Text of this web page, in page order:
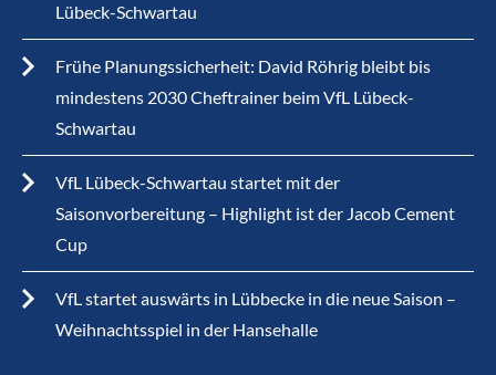
Lübeck-Schwartau
Frühe Planungssicherheit: David Röhrig bleibt bis
mindestens 2030 Cheftrainer beim VfL Lübeck-
Schwartau
VfL Lübeck-Schwartau startet mit der
Saisonvorbereitung – Highlight ist der Jacob Cement
Cup
VfL startet auswärts in Lübbecke in die neue Saison –
Weihnachtsspiel in der Hansehalle